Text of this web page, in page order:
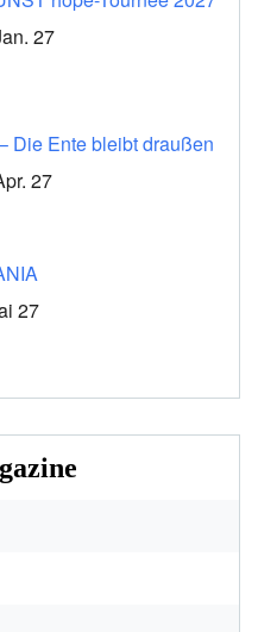
27
Die Ente bleibt draußen
27
27